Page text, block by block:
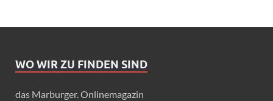
WO WIR ZU FINDEN SIND
das Marburger. Onlinemagazin